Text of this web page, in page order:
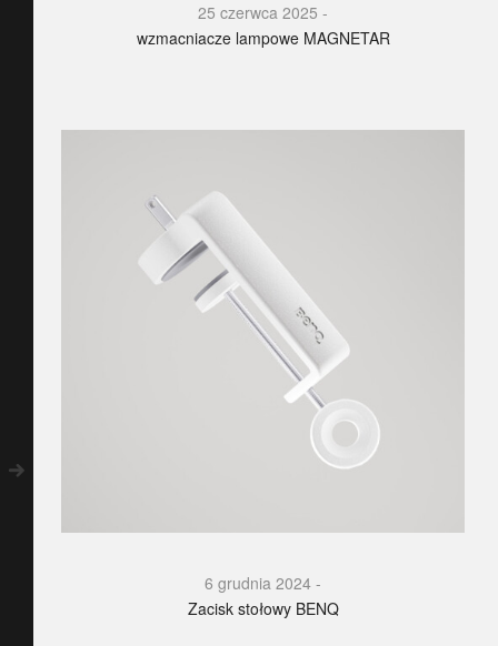
25 czerwca 2025
wzmacniacze lampowe MAGNETAR
6 grudnia 2024
Zacisk stołowy BENQ